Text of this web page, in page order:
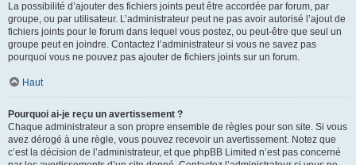
La possibilité d’ajouter des fichiers joints peut être accordée par forum, par
groupe, ou par utilisateur. L’administrateur peut ne pas avoir autorisé l’ajout de
fichiers joints pour le forum dans lequel vous postez, ou peut-être que seul un
groupe peut en joindre. Contactez l’administrateur si vous ne savez pas
pourquoi vous ne pouvez pas ajouter de fichiers joints sur un forum.
Haut
Pourquoi ai-je reçu un avertissement ?
Chaque administrateur a son propre ensemble de règles pour son site. Si vous
avez dérogé à une règle, vous pouvez recevoir un avertissement. Notez que
c’est la décision de l’administrateur, et que phpBB Limited n’est pas concerné